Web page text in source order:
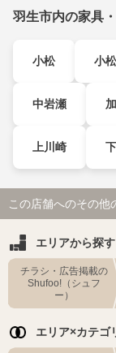
羽生市内の家具
小松 小
中岩瀬
上川崎
この店舗へのその他
エリアから探す
チラシ・広告掲載の
Shufoo!（シュフ
ー）
エリア×カテゴ